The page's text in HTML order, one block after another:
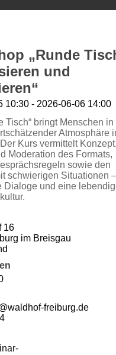
„Runde
und
10:30 - 2026-06-06 14:00
Tisch“ bringt Menschen in
Atmosphäre
Kurs vermittelt Konzept,
Moderation des Formats,
sowie den
schwierigen Situationen
Dialoge und eine
16
im Breisgau
freiburg.de